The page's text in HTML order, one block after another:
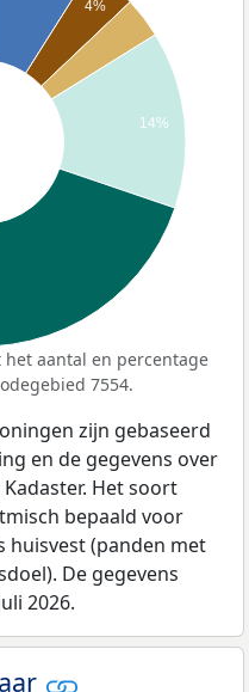
4%
14%
aantal en percentage
7554.
zijn gebaseerd
en de gegevens over
Het soort
bepaald voor
huisvest (panden met
De gegevens
2026.